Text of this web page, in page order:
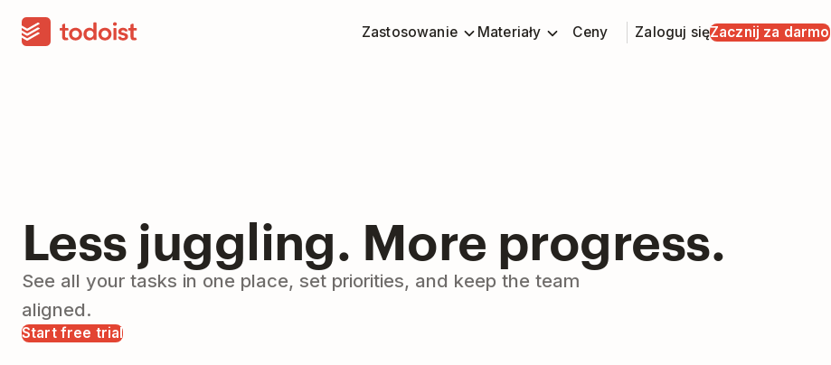
Zastosowanie Materiały Ceny Zaloguj sięZacznij za darmo
Less juggling. More progress.
See all your tasks in one place, set priorities, and keep the team
aligned.
Start free trial